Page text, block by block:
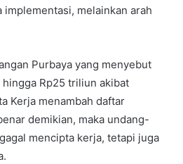
implementasi, melainkan arah
Purbaya yang menyebut
Rp25 triliun akibat
Kerja menambah daftar
demikian, maka undang-
mencipta kerja, tetapi juga